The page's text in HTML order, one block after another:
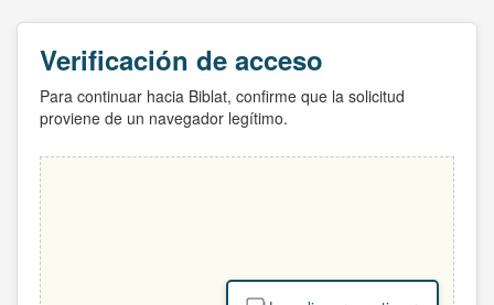
Verificación de acceso
Para continuar hacia Biblat, confirme que la solicitud
proviene de un navegador legítimo.